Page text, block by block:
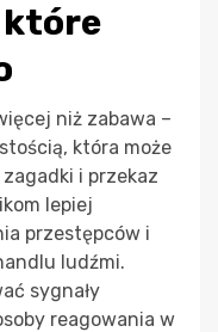
które
niż zabawa –
która może
i przekaz
lepiej
przestępców i
ludźmi.
sygnały
reagowania w